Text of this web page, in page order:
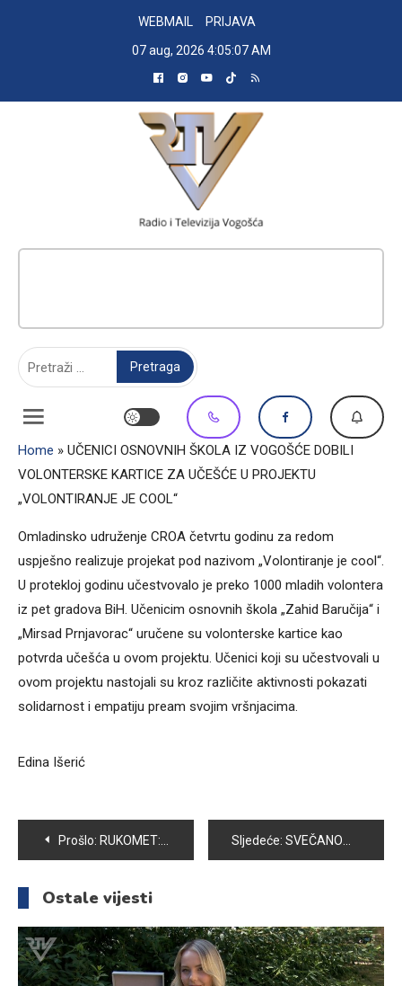
WEBMAIL
PRIJAVA
07 aug, 2026 4:05:08 AM
Home » UČENICI OSNOVNIH ŠKOLA IZ VOGOŠĆE DOBILI
VOLONTERSKE KARTICE ZA UČEŠĆE U PROJEKTU
„VOLONTIRANJE JE COOL“
Omladinsko udruženje CROA četvrtu godinu za redom
uspješno realizuje projekat pod nazivom „Volontiranje je cool“.
U protekloj godinu učestvovalo je preko 1000 mladih volontera
iz pet gradova BiH. Učenicim osnovnih škola „Zahid Baručija“ i
„Mirsad Prnjavorac“ uručene su volonterske kartice kao
potvrda učešća u ovom projektu. Učenici koji su učestvovali u
ovom projektu nastojali su kroz različite aktivnosti pokazati
solidarnost i empatiju pream svojim vršnjacima.
Edina Išerić
Navigacija
članaka
Prošlo: RUKOMET: VOGOŠĆA POLJINE HILLS SAVLADALA EKIPU RK MAGLAJ Sljedeće: SVEČANOM SJEDNICOM OBILJEŽEN 1. MART MEĐUNARODNI DAN CIVILNE ZAŠTITE
Ostale vijesti